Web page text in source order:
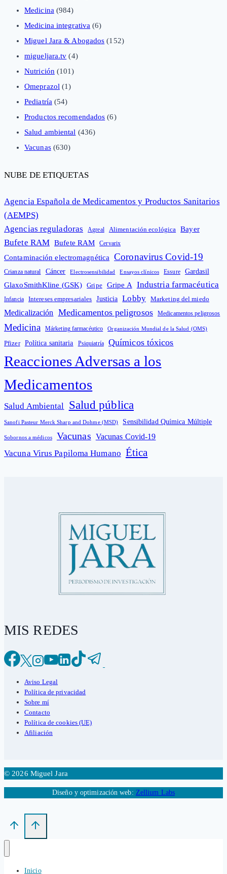
Medicina (984)
Medicina integrativa (6)
Miguel Jara & Abogados (152)
migueljara.tv (4)
Nutrición (101)
Omeprazol (1)
Pediatría (54)
Productos recomendados (6)
Salud ambiental (436)
Vacunas(630)
NUBE DE ETIQUETAS
Agencia Española de Medicamentos y Productos Sanitarios
(AEMPS)
Agencias reguladoras
Agreal Alimentación ecológica Bayer
Bufete RAM Bufete RAM Cervarix
Contaminación electromagnética Coronavirus Covid-19
Crianza natural Cáncer Electrosensibilidad Ensayos clínicos Essure Gardasil
GlaxoSmithKline (GSK) Gripe Gripe A Industria farmacéutica
Infancia Intereses empresariales Justicia Lobby Marketing del miedo
Medicalización Medicamentos peligrosos Medicamentos peligrosos
Medicina Márketing farmacéutico Organización Mundial de la Salud (OMS)
Pfizer Política sanitaria Psiquiatría Químicos tóxicos
Reacciones Adversas a los
Medicamentos
Salud Ambiental Salud pública
Sanofi Pasteur Merck Sharp and Dohme (MSD) Sensibilidad Química Múltiple
Sobornos a médicos Vacunas Vacunas Covid-19
Vacuna Virus Papiloma Humano Ética
MIS REDES
Aviso Legal
Política de privacidad
Sobre mí
Contacto
Política de cookies (UE)
Afiliación
© 2026 Miguel Jara
Diseño y optimización web: Zellium Labs
Inicio